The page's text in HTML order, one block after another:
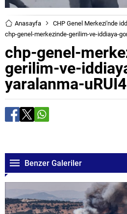
Anasayfa
CHP Genel Merkezi'nde
chp-genel-merkezinde-gerilim-ve-iddiaya-
chp-genel-
gerilim-ve-
yaralanma-
Benzer Galeriler